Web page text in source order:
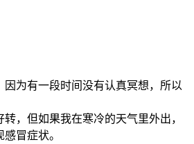
因为有一段时间没有认真冥想，所以
，但如果我在寒冷的天气里外出，
冒症状。